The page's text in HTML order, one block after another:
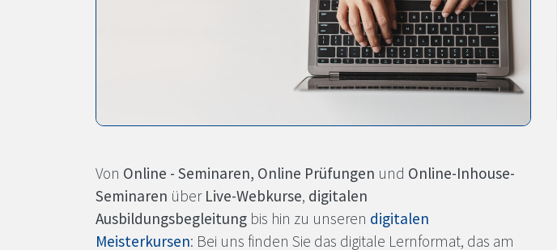
Online
Inhouse Digital
Blended - Learning
Von Online - Seminaren, Online Prüfungen und Online-Inhouse-
Seminaren überLive-Webkurse, digitalen
Ausbildungsbegleitung bis hin zu unseren digitalen
Meisterkursen: Bei uns finden Sie das digitale Lernformat, das am